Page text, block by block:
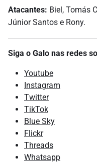
Atacantes: Biel, Tomás
Júnior Santos e Rony.
Siga o Galo nas redes
Youtube
Instagram
Twitter
TikTok
Blue Sky
Flickr
Threads
Whatsapp